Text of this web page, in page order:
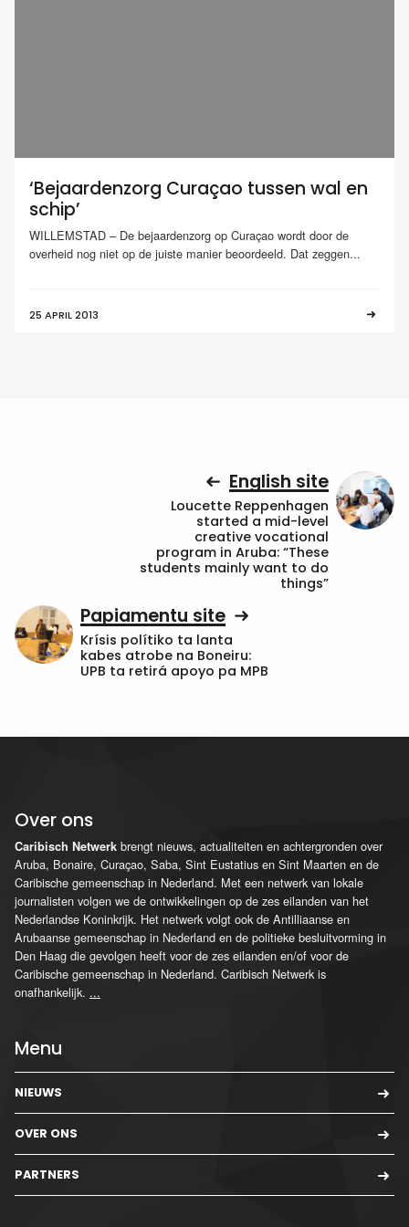
‘Bejaardenzorg Curaçao tussen wal en
schip’
WILLEMSTAD – De bejaardenzorg op Curaçao wordt door de
overheid nog niet op de juiste manier beoordeeld. Dat zeggen...
25 APRIL 2013
English site
Loucette Reppenhagen
started a mid-level
creative vocational
program in Aruba: “These
students mainly want to do
things”
Papiamentu site
Krísis polítiko ta lanta
kabes atrobe na Boneiru:
UPB ta retirá apoyo pa MPB
Over ons
Caribisch Netwerk brengt nieuws, actualiteiten en achtergronden over
Aruba, Bonaire, Curaçao, Saba, Sint Eustatius en Sint Maarten en de
Caribische gemeenschap in Nederland. Met een netwerk van lokale
journalisten volgen we de ontwikkelingen op de zes eilanden van het
Nederlandse Koninkrijk. Het netwerk volgt ook de Antilliaanse en
Arubaanse gemeenschap in Nederland en de politieke besluitvorming in
Den Haag die gevolgen heeft voor de zes eilanden en/of voor de
Caribische gemeenschap in Nederland. Caribisch Netwerk is
onafhankelijk. ...
Menu
NIEUWS
OVER ONS
PARTNERS